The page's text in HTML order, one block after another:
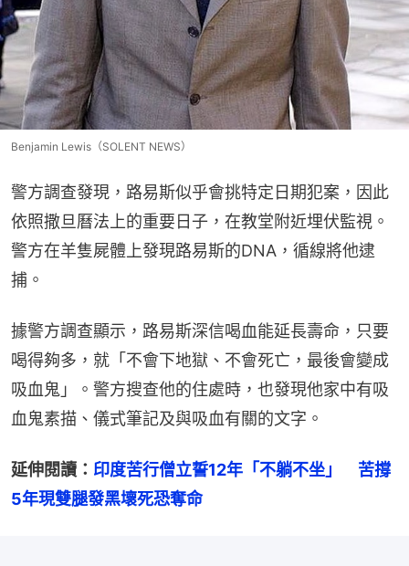
Benjamin Lewis（SOLENT NEWS）
警方調查發現，路易斯似乎會挑特定日期犯案，因此
依照撒旦曆法上的重要日子，在教堂附近埋伏監視。
警方在羊隻屍體上發現路易斯的DNA，循線將他逮
捕。
據警方調查顯示，路易斯深信喝血能延長壽命，只要
喝得夠多，就「不會下地獄、不會死亡，最後會變成
吸血鬼」。警方搜查他的住處時，也發現他家中有吸
血鬼素描、儀式筆記及與吸血有關的文字。
延伸閱讀： 印度苦行僧立誓12年「不躺不坐」　苦撐
5年現雙腿發黑壞死恐奪命